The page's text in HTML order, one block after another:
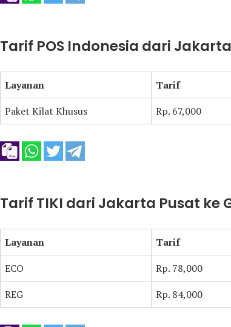
Tarif POS Indonesia dari
Layanan Tarif
Paket Kilat Khusus
Rp. 67,000
Tarif TIKI dari Jakarta Pusat ke
Layanan Tarif
ECO
Rp. 78,000
REG
Rp. 84,000